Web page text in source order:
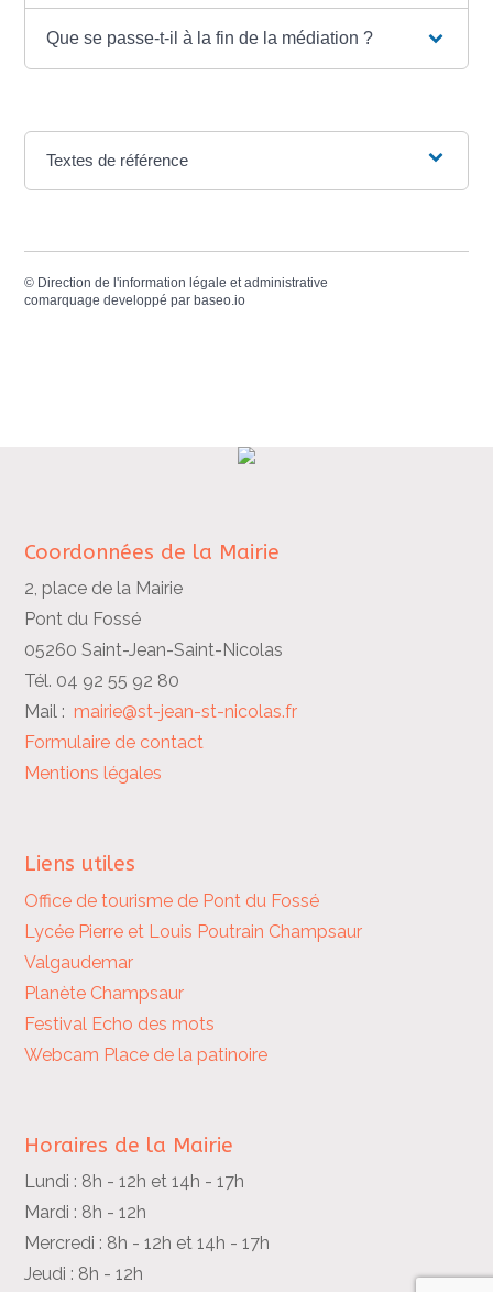
Que se passe-t-il à la fin de la médiation ?
Textes de référence
© Direction de l'information légale et administrative
comarquage developpé par baseo.io
Coordonnées de la Mairie
2, place de la Mairie
Pont du Fossé
05260 Saint-Jean-Saint-Nicolas
Tél. 04 92 55 92 80
Mail :mairie@st-jean-st-nicolas.fr
Formulaire de contact
Mentions légales
Liens utiles
Office de tourisme de Pont du Fossé
Lycée Pierre et Louis Poutrain Champsaur
Valgaudemar
Planète Champsaur
Festival Echo des mots
Webcam Place de la patinoire
Horaires de la Mairie
Lundi : 8h - 12h et 14h - 17h
Mardi : 8h - 12h
Mercredi : 8h - 12h et 14h - 17h
Jeudi : 8h - 12h